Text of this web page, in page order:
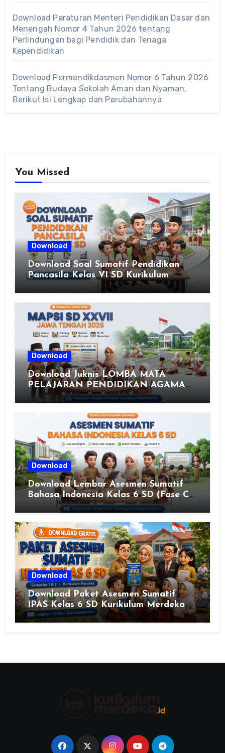
Download Peraturan Menteri Pendidikan Dasar dan
Menengah Nomor 4 Tahun 2026 tentang
Perlindungan bagi Pendidik dan Tenaga
Kependidikan
Download Permendikdasmen Nomor 6 Tahun 2026
Tentang Budaya Sekolah Aman dan Nyaman,
Berikut Isi Lengkap dan Perubahannya
You Missed
Download
Download Soal Sumatif Pendidikan
Pancasila Kelas VI SD Kurikulum
Merdeka, Solusi Praktis Guru
Menyusun Asesmen Berkualitas
Download
Download Juknis LOMBA MATA
PELAJARAN PENDIDIKAN AGAMA
ISLAM DAN SENI ISLAMI (MAPSI)
SEKOLAH DASAR XXVII PROVINSI
JAWA TENGAH TAHUN 2026
Download
Download Lembar Asesmen Sumatif
Bahasa Indonesia Kelas 6 SD (Fase C)
– Bank Soal & Rubrik Penilaian
Download
Download Paket Asesmen Sumatif
IPAS Kelas 6 SD Kurikulum Merdeka
Lengkap Semester 1 & 2